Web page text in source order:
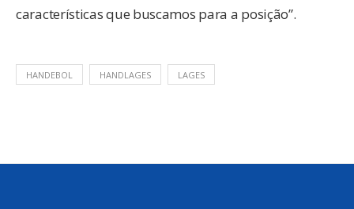
características que buscamos para a posição”.
HANDEBOL HANDLAGES LAGES